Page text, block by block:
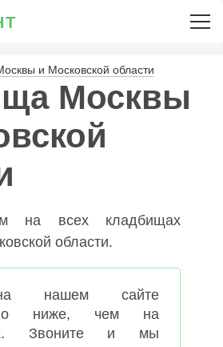
и Московской области
Москвы
на всех кладбищах
области.
нашем сайте
ниже, чем на
Звоните и мы